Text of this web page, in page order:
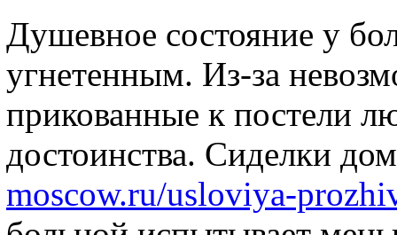
Душевное состояние у
угнетенным. Из-за
прикованные к постели
достоинства. Сиделки
moscow.ru/usloviya-